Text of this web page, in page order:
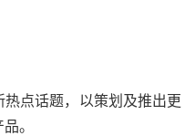
点话题，以策划及推出更
。